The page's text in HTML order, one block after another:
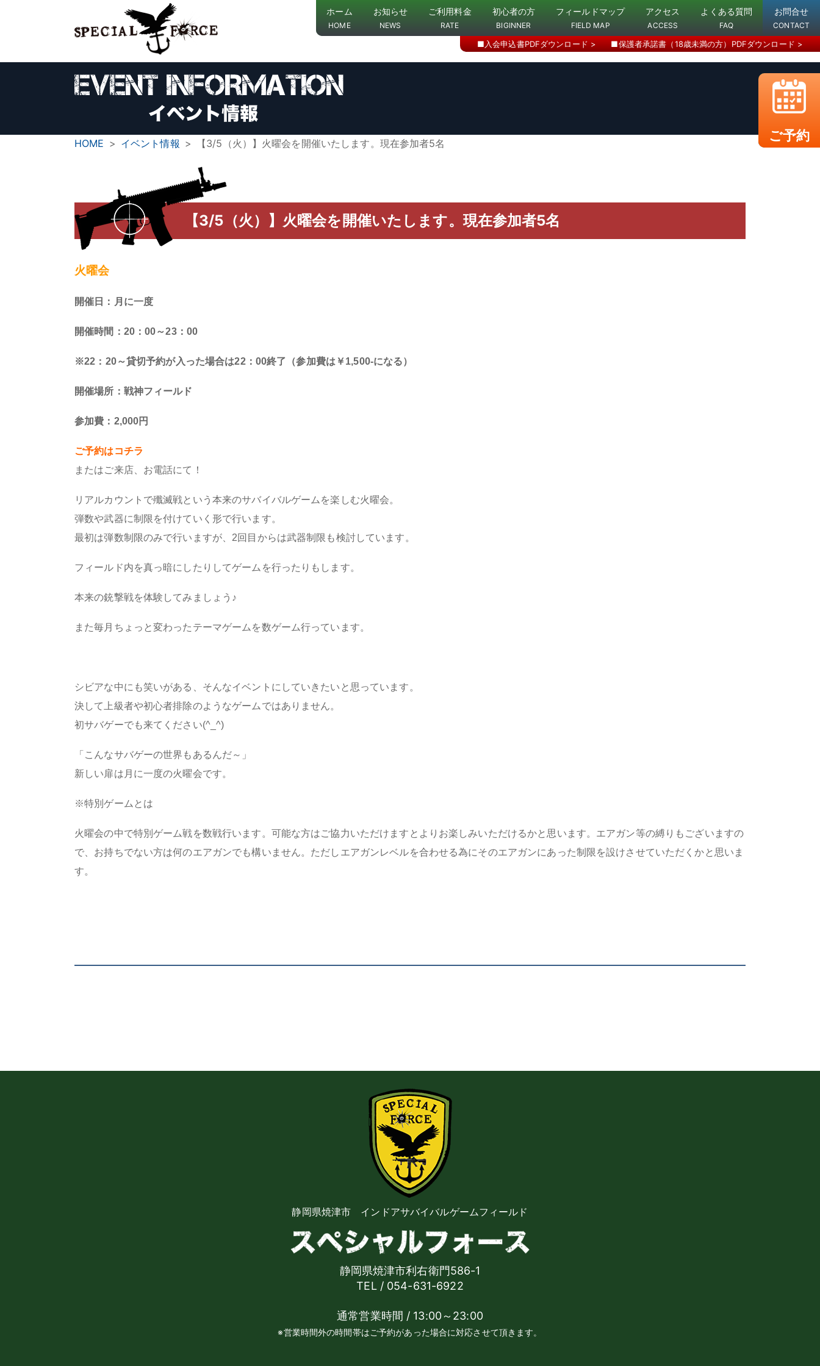
ホーム
HOME
お知らせ
NEWS
ご利用料金
RATE
初心者の方
BIGINNER
フィールドマップ
FIELD MAP
アクセス
ACCESS
よくある質問
FAQ
お問合せ
CONTACT
■入会申込書PDFダウンロード > ■保護者承諾書（18歳未満の方）PDFダウンロード >
ご予約
HOME イベント情報 【3/5（火）】火曜会を開催いたします。現在参加者5名
【3/5（火）】火曜会を開催いたします。現在参加者5名
火曜会
開催日：月に一度
開催時間：20：00～23：00
※22：20～貸切予約が入った場合は22：00終了（参加費は￥1,500-になる）
開催場所：戦神フィールド
参加費：2,000円
ご予約は コチラ
またはご来店、お電話にて！
リアルカウントで殲滅戦という本来のサバイバルゲームを楽しむ火曜会。
弾数や武器に制限を付けていく形で行います。
最初は弾数制限のみで行いますが、2回目からは武器制限も検討しています。
フィールド内を真っ暗にしたりしてゲームを行ったりもします。
本来の銃撃戦を体験してみましょう♪
また毎月ちょっと変わったテーマゲームを数ゲーム行っています。
シビアな中にも笑いがある、そんなイベントにしていきたいと思っています。
決して上級者や初心者排除のようなゲームではありません。
初サバゲーでも来てください(^_^)
「こんなサバゲーの世界もあるんだ～」
新しい扉は月に一度の火曜会です。
※特別ゲームとは
火曜会の中で特別ゲーム戦を数戦行います。可能な方はご協力いただけますとよりお楽しみいただけるかと思います。エアガン等の縛りもございますの
で、お持ちでない方は何のエアガンでも構いません。ただしエアガンレベルを合わせる為にそのエアガンにあった制限を設けさせていただくかと思いま
す。
静岡県焼津市 インドアサバイバルゲームフィールド
静岡県焼津市利右衛門586-1
TEL / 054-631-6922
通常営業時間 / 13:00～23:00
※営業時間外の時間帯はご予約があった場合に対応させて頂きます。